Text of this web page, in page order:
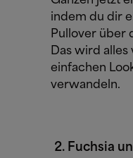
indem du dir
Pullover über
Das wird
einfachen
verwandeln.
Fuchsia